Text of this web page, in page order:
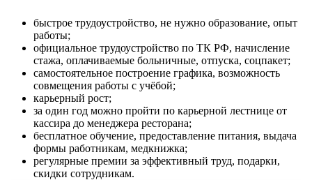
быстрое трудоустройство, не нужно образование, опыт
работы;
официальное трудоустройство по ТК РФ, начисление
стажа, оплачиваемые больничные, отпуска, соцпакет;
самостоятельное построение графика, возможность
совмещения работы с учёбой;
карьерный рост;
за один год можно пройти по карьерной лестнице от
кассира до менеджера ресторана;
бесплатное обучение, предоставление питания, выдача
формы работникам, медкнижка;
регулярные премии за эффективный труд, подарки,
скидки сотрудникам.